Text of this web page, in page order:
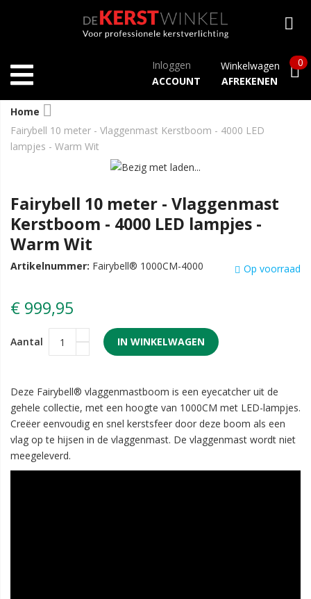
Inloggen
ACCOUNT
Winkelwagen
AFREKENEN
0
Home
Fairybell 10 meter - Vlaggenmast Kerstboom - 4000 LED
lampjes - Warm Wit
Fairybell 10 meter - Vlaggenmast
Kerstboom - 4000 LED lampjes -
Warm Wit
Op voorraad
Artikelnummer: Fairybell® 1000CM-4000
€ 999,95
Aantal IN WINKELWAGEN
Deze Fairybell® vlaggenmastboom is een eyecatcher uit de
gehele collectie, met een hoogte van 1000CM met LED-lampjes.
Creëer eenvoudig en snel kerstsfeer door deze boom als een
vlag op te hijsen in de vlaggenmast. De vlaggenmast wordt niet
meegeleverd.